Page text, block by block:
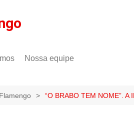
privacidade
Nossa equipe
Gilson Lima
Flamengo “O BRABO TEM NOME”. A